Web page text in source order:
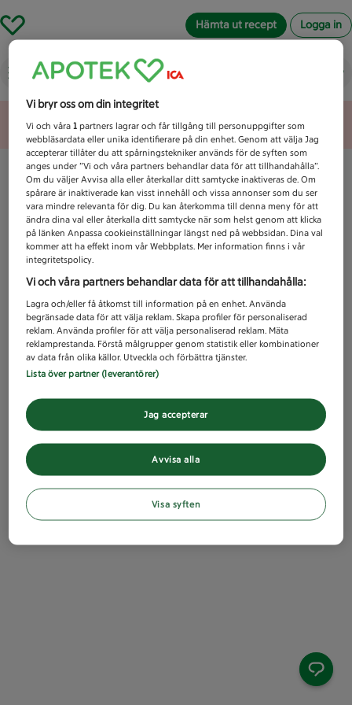
Hämta ut recept Logga in
Vad letar du efter idag?
Unknown error
Vi bryr oss om din integritet
Vi och våra1 partners lagrar och får tillgång till personuppgifter som
webbläsardata eller unika identifierare på din enhet. Genom att välja Jag
accepterar tillåter du att spårningstekniker används för de syften som
anges under ”Vi och våra partners behandlar data för att tillhandahålla”.
Om du väljer Avvisa alla eller återkallar ditt samtycke inaktiveras de. Om
spårare är inaktiverade kan visst innehåll och vissa annonser som du ser
vara mindre relevanta för dig. Du kan återkomma till denna meny för att
ändra dina val eller återkalla ditt samtycke när som helst genom att klicka
på länken Anpassa cookieinställningar längst ned på webbsidan. Dina val
kommer att ha effekt inom vår Webbplats. Mer information finns i vår
integritetspolicy.
Vi och våra partners behandlar data för att tillhandahålla:
Lagra och/eller få åtkomst till information på en enhet. Använda
begränsade data för att välja reklam. Skapa profiler för personaliserad
reklam. Använda profiler för att välja personaliserad reklam. Mäta
reklamprestanda. Förstå målgrupper genom statistik eller kombinationer
av data från olika källor. Utveckla och förbättra tjänster.
Lista över partner (leverantörer)
Avvisa alla
Jag accepterar
Visa syften